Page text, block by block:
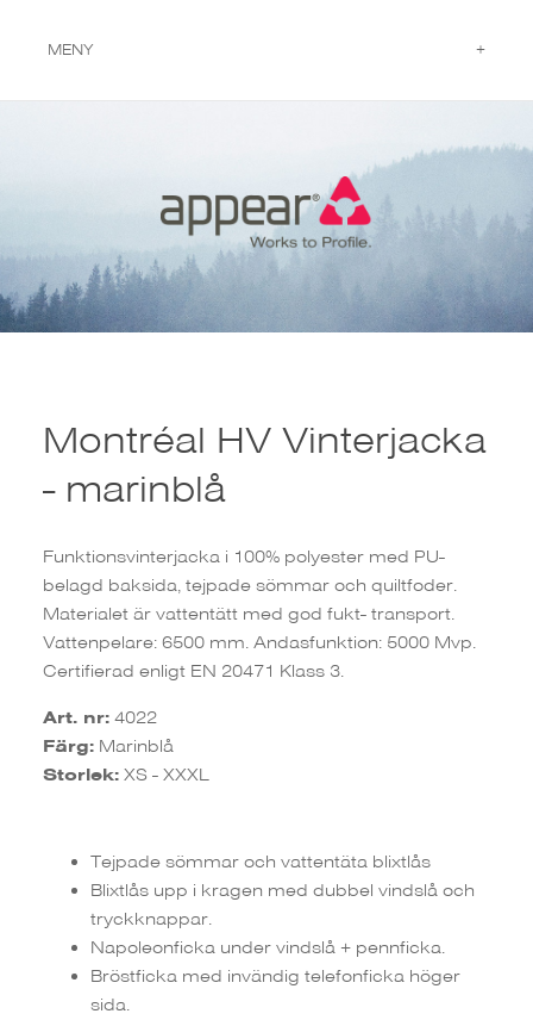
MENY
Montréal HV Vinterjacka
- marinblå
Funktionsvinterjacka i 100% polyester med PU-
belagd baksida, tejpade sömmar och quiltfoder.
Materialet är vattentätt med god fukt- transport.
Vattenpelare: 6500 mm. Andasfunktion: 5000 Mvp.
Certifierad enligt EN 20471 Klass 3.
Art. nr:4022
Färg:Marinblå
Storlek:XS - XXXL
Tejpade sömmar och vattentäta blixtlås
Blixtlås upp i kragen med dubbel vindslå och
tryckknappar.
Napoleonficka under vindslå + pennficka.
Bröstficka med invändig telefonficka höger
sida.